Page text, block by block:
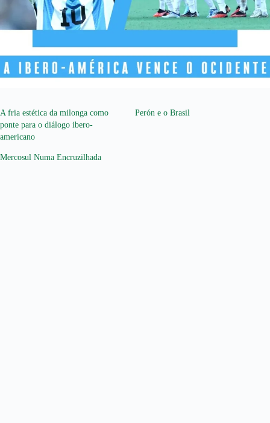
A fria estética da milonga como
ponte para o diálogo ibero-
americano
Perón e o Brasil
Mercosul Numa Encruzilhada